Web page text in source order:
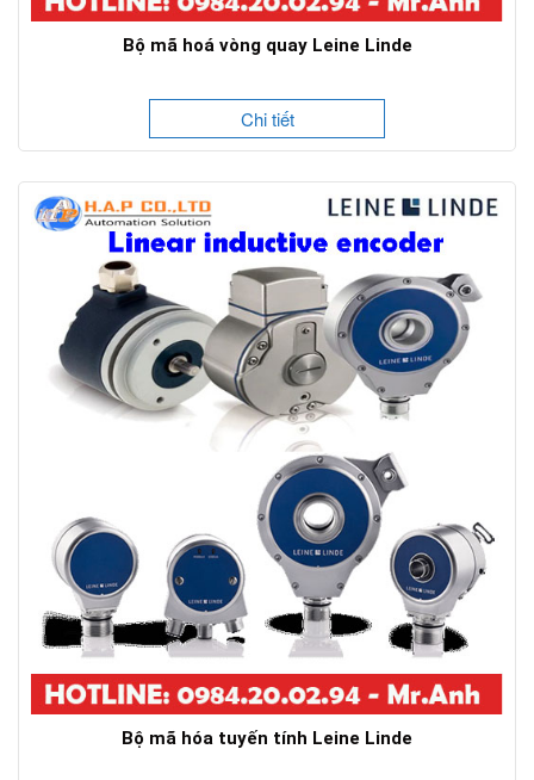
Bộ mã hoá vòng quay Leine Linde
Chi tiết
Bộ mã hóa tuyến tính Leine Linde